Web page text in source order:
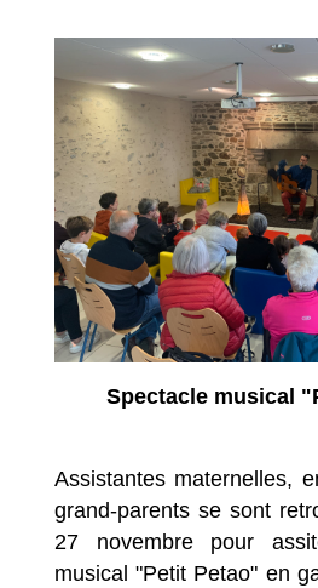
Spectacle musical
Assistantes maternelles,
grand-parents se sont
27 novembre pour
musical "Petit Petao" en